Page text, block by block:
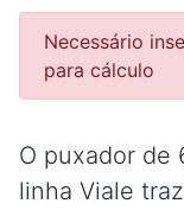
Necessário
para cálculo
O puxador de
linha Viale